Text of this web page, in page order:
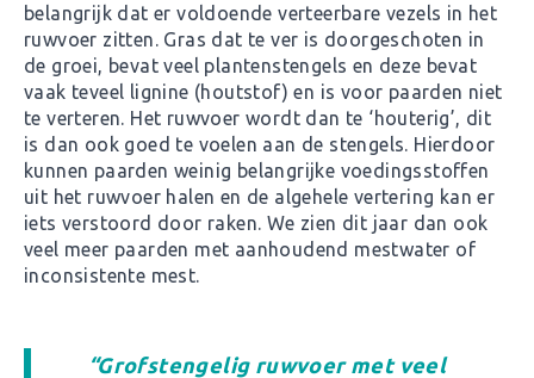
belangrijk dat er voldoende verteerbare vezels in het
ruwvoer zitten. Gras dat te ver is doorgeschoten in
de groei, bevat veel plantenstengels en deze bevat
vaak teveel lignine (houtstof) en is voor paarden niet
te verteren. Het ruwvoer wordt dan te ‘houterig’, dit
is dan ook goed te voelen aan de stengels. Hierdoor
kunnen paarden weinig belangrijke voedingsstoffen
uit het ruwvoer halen en de algehele vertering kan er
iets verstoord door raken. We zien dit jaar dan ook
veel meer paarden met aanhoudend mestwater of
inconsistente mest.
“Grofstengelig ruwvoer met veel